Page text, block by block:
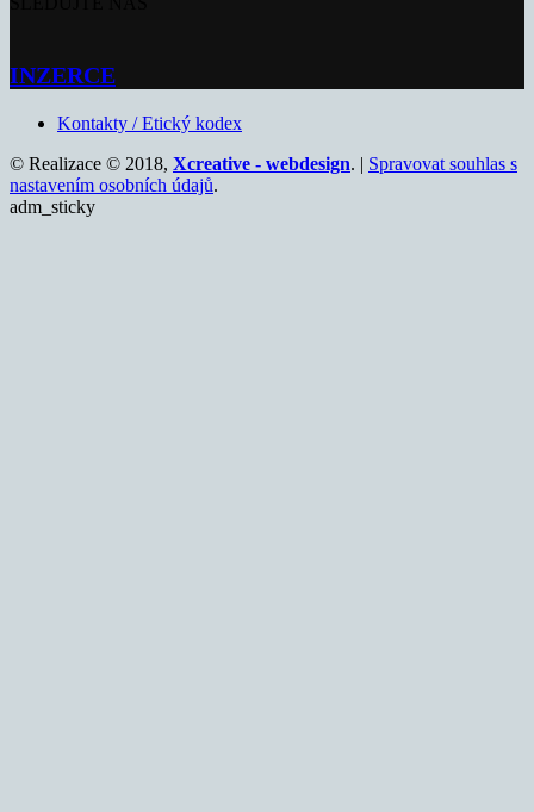
INZERCE
Kontakty / Etický kodex
© Realizace © 2018, Xcreative - webdesign. | Spravovat souhlas s
nastavením osobních údajů.
adm_sticky